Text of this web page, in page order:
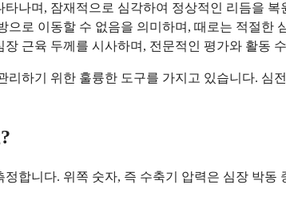
나며, 잠재적으로 심각하여 정상적인 리듬을
로 이동할 수 없음을 의미하며, 때로는 적절한
근육 두께를 시사하며, 전문적인 평가와 활동
하기 위한 훌륭한 도구를 가지고 있습니다.
합니다. 위쪽 숫자, 즉 수축기 압력은 심장 박